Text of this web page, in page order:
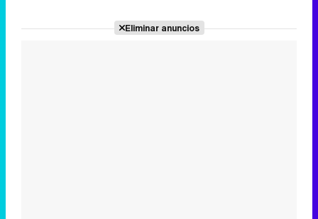
Eliminar anuncios